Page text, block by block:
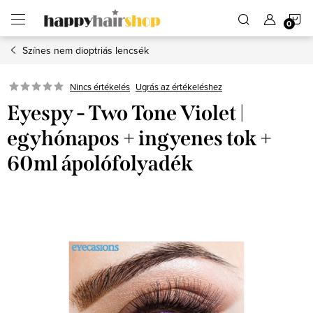
fő
tartalomhoz
Színes nem dioptriás lencsék
Nincs értékelés Ugrás az értékeléshez
Eyespy - Two Tone Violet |
egyhónapos + ingyenes tok +
60ml ápolófolyadék